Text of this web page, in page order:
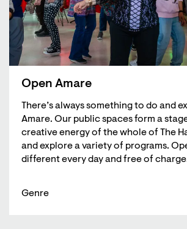
Open Amare
There’s always something to do and
Amare. Our public spaces form a
creative energy of the whole of The
and explore a variety of programs.
different every day and free of
Genre